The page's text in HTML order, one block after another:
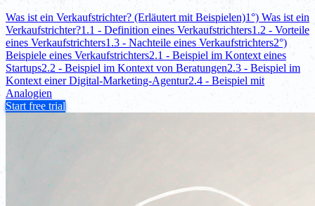
Was ist ein Verkaufstrichter? (Erläutert mit Beispielen)1°) Was ist ein
Verkaufstrichter?1.1 - Definition eines Verkaufstrichters1.2 - Vorteile
eines Verkaufstrichters1.3 - Nachteile eines Verkaufstrichters2°)
Beispiele eines Verkaufstrichters2.1 - Beispiel im Kontext eines
Startups2.2 - Beispiel im Kontext von Beratungen2.3 - Beispiel im
Kontext einer Digital-Marketing-Agentur2.4 - Beispiel mit
Analogien
Start free trial